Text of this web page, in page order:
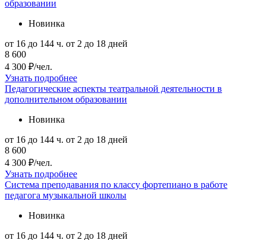
образовании
Новинка
от 16 до 144 ч. от 2 до 18 дней
8 600
4 300 ₽/чел.
Узнать подробнее
Педагогические аспекты театральной деятельности в
дополнительном образовании
Новинка
от 16 до 144 ч. от 2 до 18 дней
8 600
4 300 ₽/чел.
Узнать подробнее
Система преподавания по классу фортепиано в работе
педагога музыкальной школы
Новинка
от 16 до 144 ч. от 2 до 18 дней